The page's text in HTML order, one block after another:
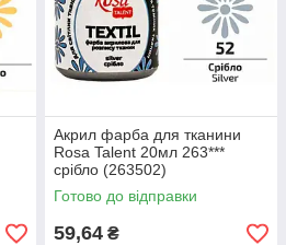
Акрил фарба для тканини
Rosa Talent 20мл 263***
срібло (263502)
Готово до відправки
59,64 ₴